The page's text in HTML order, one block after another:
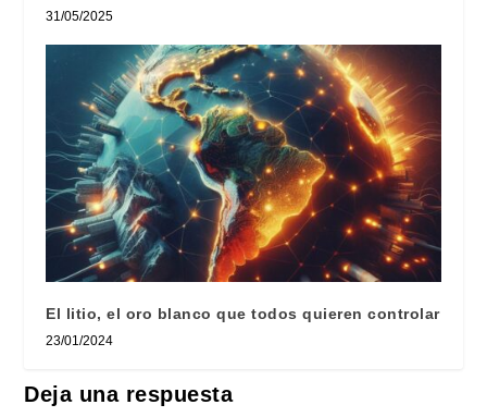
31/05/2025
El litio, el oro blanco que todos quieren controlar
23/01/2024
Deja una respuesta